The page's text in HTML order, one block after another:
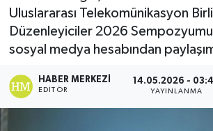
Uluslararası Telekomünikasyon
Düzenleyiciler 2026
sosyal medya hesabından
HABER MERKEZI
EDITÖR
14.05.2026 -
YAYINLANMA
Haber Arşivi